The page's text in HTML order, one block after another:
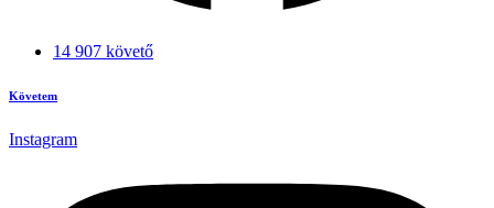
14 907 követő
Követem
Instagram